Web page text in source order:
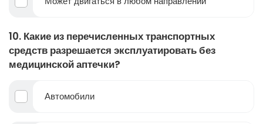
10. Какие из перечисленных транспортных
средств разрешается эксплуатировать без
медицинской аптечки?
Автомобили